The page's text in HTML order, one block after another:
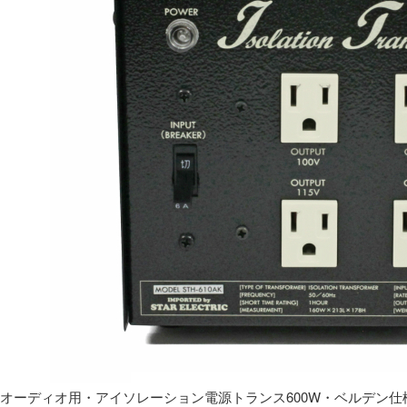
オーディオ用・アイソレーション電源トランス600W・ベルデン仕